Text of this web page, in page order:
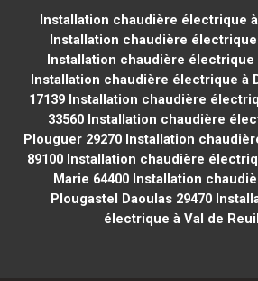
Installation chaudière électrique
Installation chaudière électrique
Installation chaudière électrique
Installation chaudière électrique à
17139Installation chaudière
33560Installation chaudière
Plouguer 29270 Installation
89100 Installation chaudière
Marie 64400Installation
Plougastel Daoulas 29470
électrique à Val de